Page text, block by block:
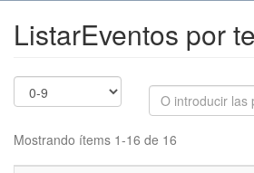
ListarEventos por
Mostrando ítems 1-16 de 16